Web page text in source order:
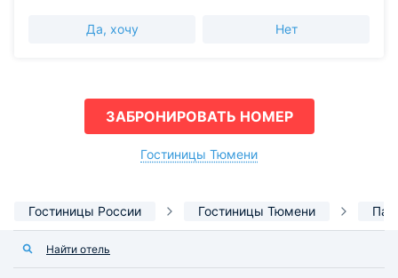
Да, хочу Нет
ЗАБРОНИРОВАТЬ НОМЕР
Гостиницы Тюмени
Гостиницы России Гостиницы Тюмени
Найти отель